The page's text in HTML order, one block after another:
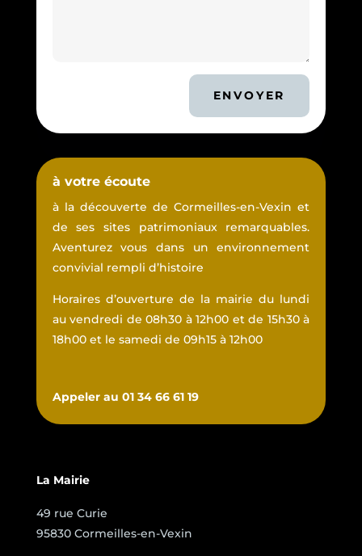
ENVOYER
à votre écoute
à la découverte de Cormeilles-en-Vexin et
de ses sites patrimoniaux remarquables.
Aventurez vous dans un environnement
convivial rempli d’histoire
Horaires d’ouverture de la mairie du lundi
au vendredi de 08h30 à 12h00 et de 15h30 à
18h00 et le samedi de 09h15 à 12h00
Appeler au 01 34 66 61 19
La Mairie
49 rue Curie
95830 Cormeilles-en-Vexin